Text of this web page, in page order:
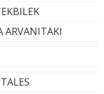
ARVANITAKI